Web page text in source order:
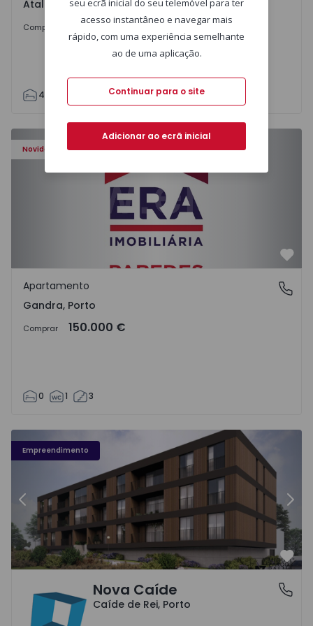
Atalaia e Alto Estanqueiro-Jardia, Setúbal
Comprar 699.000 €
4 295 7500 0
Novidade
Apartamento T0 Paredes, Gandra - 1575265 - 1
Gandra, Porto
Apartamento
Gandra, Porto
Comprar 150.000 €
0 1 3
Empreendimento
Nova Caíde - 1
Anterior
Caíde de Rei, PortoNova Caíde
Caíde de Rei, Porto
acesso instantâneo e navegar mais
rápido, com uma experiência semelhante
ao de uma aplicação.
Continuar para o site
Adicionar ao ecrã inicial